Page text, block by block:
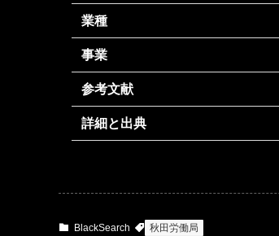
業種
事業
参考文献
詳細と出典
BlackSearch 秋田労働局